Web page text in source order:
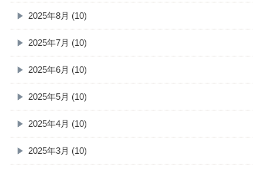
2025年8月 (10)
2025年7月 (10)
2025年6月 (10)
2025年5月 (10)
2025年4月 (10)
2025年3月 (10)